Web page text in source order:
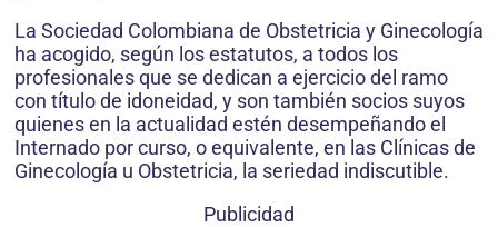
La Sociedad Colombiana de Obstetricia y Ginecología
ha acogido, según los estatutos, a todos los
profesionales que se dedican a ejercicio del ramo
con título de idoneidad, y son también socios suyos
quienes en la actualidad estén desempeñando el
Internado por curso, o equivalente, en las Clínicas de
Ginecología u Obstetricia, la seriedad indiscutible.
Publicidad